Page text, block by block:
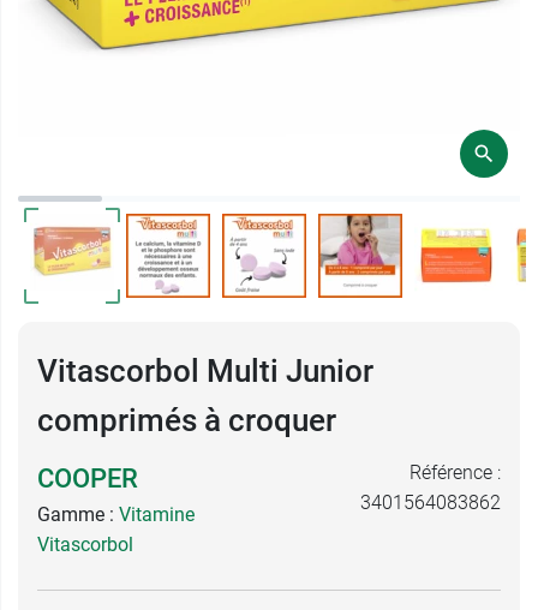
Vitascorbol Multi Junior
comprimés à croquer
COOPER
Gamme : Vitamine
Vitascorbol
Référence :
3401564083862